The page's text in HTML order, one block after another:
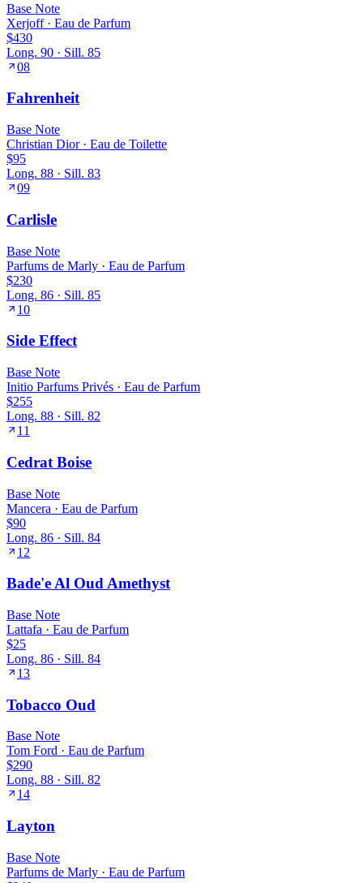
Base Note
Xerjoff· Eau de Parfum
$430
Long. 90 · Sill. 85
08
Fahrenheit
Base Note
Christian Dior· Eau de Toilette
$95
Long. 88 · Sill. 83
09
Carlisle
Base Note
Parfums de Marly · Eau de Parfum
$230
Long. 86 · Sill. 85
10
Side Effect
Base Note
Initio Parfums Privés · Eau de Parfum
$255
Long. 88 · Sill. 82
11
Cedrat Boise
Base Note
Mancera · Eau de Parfum
$90
Long. 86 · Sill. 84
12
Bade'e Al Oud Amethyst
Base Note
Lattafa · Eau de Parfum
$25
Long. 86 · Sill. 84
13
Tobacco Oud
Base Note
Tom Ford · Eau de Parfum
$290
Long. 88 · Sill. 82
14
Layton
Base Note
Parfums de Marly · Eau de Parfum